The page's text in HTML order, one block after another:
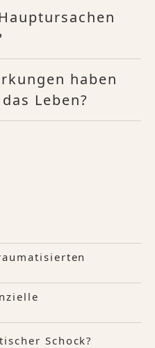
haben
Leben?
Schock?